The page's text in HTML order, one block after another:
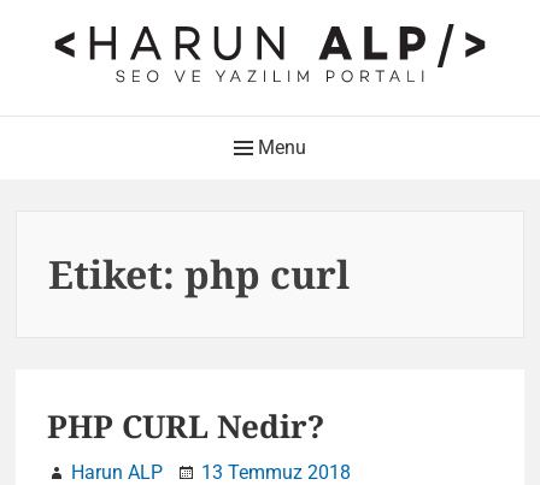
HARUN ALP Kişisel Blog –
SEO ve Yazılım Portalı
Menu
Etiket: php curl
PHP CURL Nedir?
Harun ALP 13 Temmuz 2018